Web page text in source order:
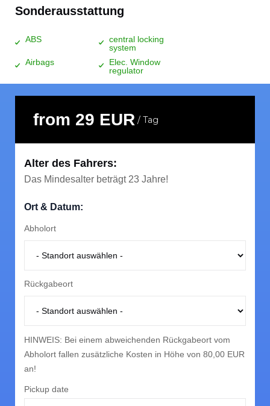
Sonderausstattung
ABS
central locking
system
Airbags
Elec. Window
regulator
from 29 EUR / Tag
Alter des Fahrers:
Das Mindesalter beträgt 23 Jahre!
Ort & Datum:
Abholort
Rückgabeort
HINWEIS: Bei einem abweichenden Rückgabeort vom
Abholort fallen zusätzliche Kosten in Höhe von 80,00 EUR
an!
Pickup date
To rent a car you need a passport or identity card and
thus must be older than 2 years.
Kilometerlimit
By law, all cars must be insured and our whole fleet is